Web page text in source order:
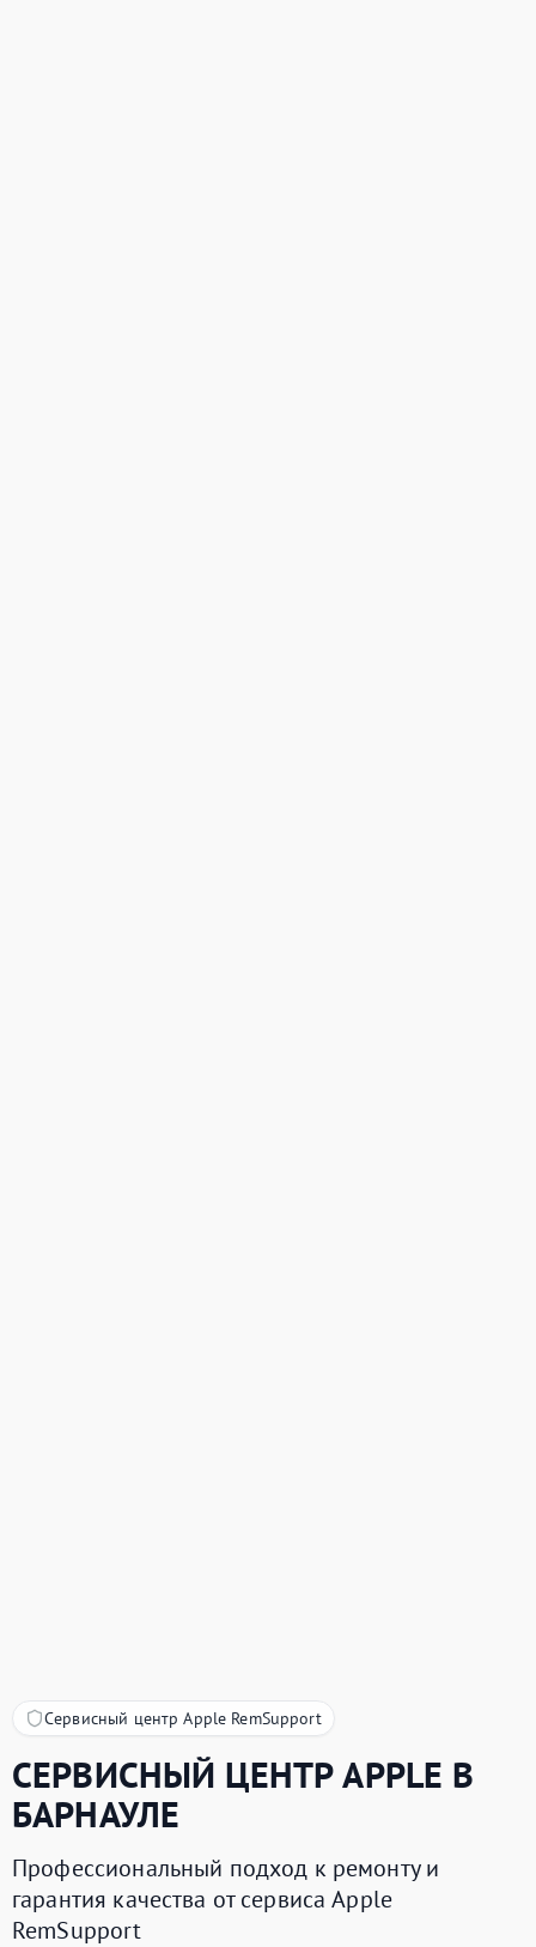
Сервисный центр Apple RemSupport
СЕРВИСНЫЙ ЦЕНТРAPPLE В
БАРНАУЛЕ
Профессиональный подход к ремонту и
гарантия качества от сервиса Apple
RemSupport